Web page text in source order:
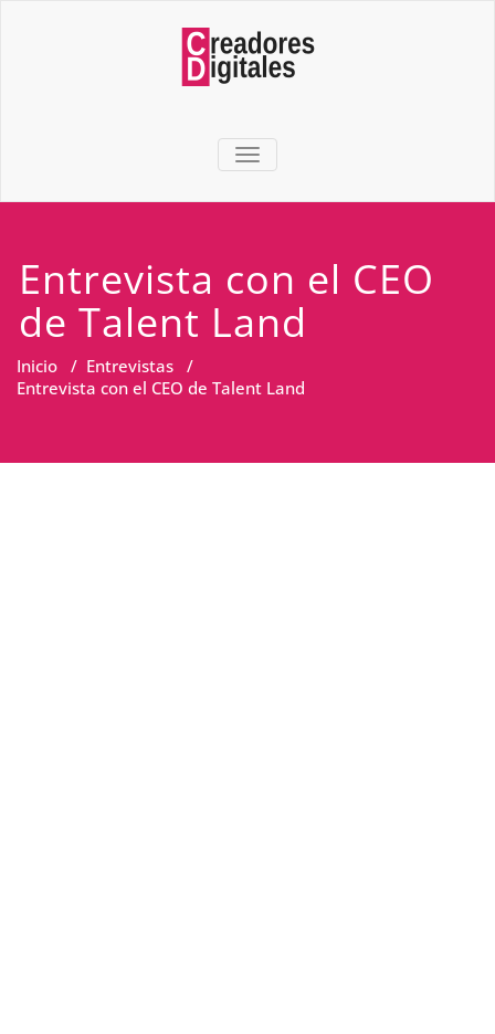
TOGGLE NAVIGATION
Entrevista con el CEO
de Talent Land
Inicio / Entrevistas /
Entrevista con el CEO de Talent Land